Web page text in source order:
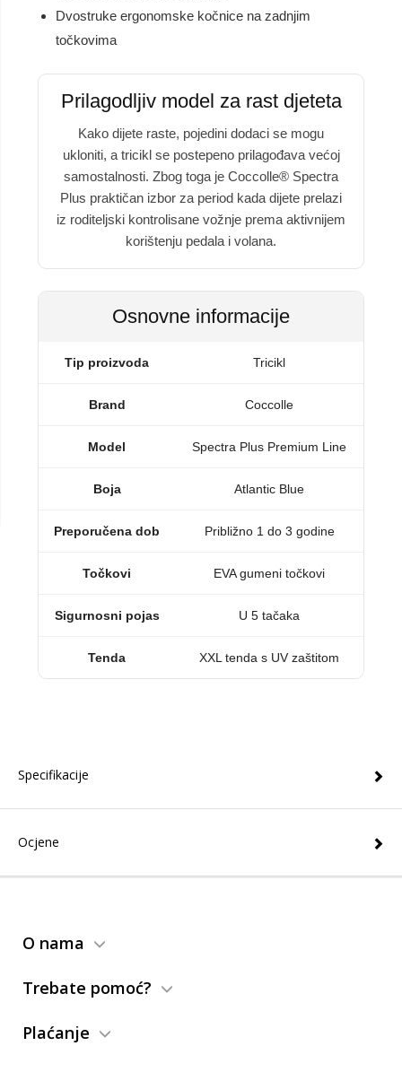
Dvostruke ergonomske kočnice na zadnjim
točkovima
Prilagodljiv model za rast djeteta
Kako dijete raste, pojedini dodaci se mogu
ukloniti, a tricikl se postepeno prilagođava većoj
samostalnosti. Zbog toga je Coccolle® Spectra
Plus praktičan izbor za period kada dijete prelazi
iz roditeljski kontrolisane vožnje prema aktivnijem
korištenju pedala i volana.
Osnovne informacije
Tip proizvoda Tricikl
Brand Coccolle
Model Spectra Plus Premium Line
Boja Atlantic Blue
Preporučena dob Približno 1 do 3 godine
Točkovi EVA gumeni točkovi
Sigurnosni pojas U 5 tačaka
Tenda XXL tenda s UV zaštitom
Specifikacije
Ocjene
O nama
Trebate pomoć?
Plaćanje